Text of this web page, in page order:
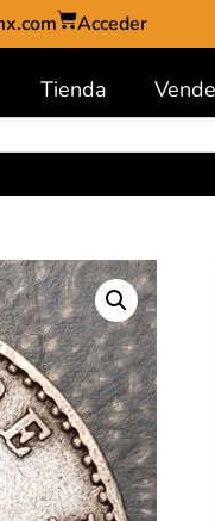
Acceder
Tienda